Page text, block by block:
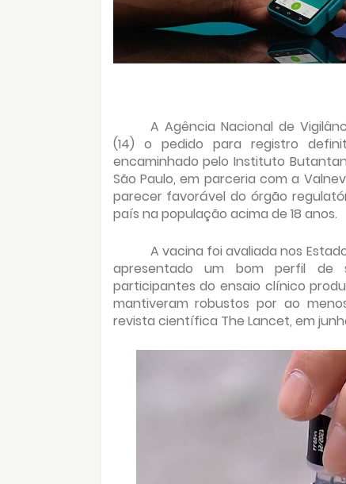
A Agência Nacional de
(14) o pedido para registro
encaminhado pelo Instituto
São Paulo, em parceria com a
parecer favorável do órgão
país na população acima de 18 anos.
A vacina foi avaliada nos
apresentado um bom perfil de
participantes do ensaio clínico
mantiveram robustos por ao
revista científica The Lancet, em